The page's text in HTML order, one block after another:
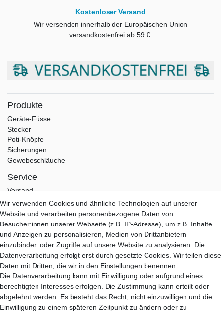
Kostenloser Versand
Wir versenden innerhalb der Europäischen Union
versandkostenfrei ab59 €.
Produkte
Geräte-Füsse
Stecker
Poti-Knöpfe
Sicherungen
Gewebeschläuche
Service
Versand
Zahlung
Garantie
Kontakt
Hifi Lab
Über Uns
Mein Konto
Anmelden
Registrieren
B2B Partner
Wir verwenden Cookies und ähnliche Technologien auf unserer
Website und verarbeiten personenbezogene Daten von
Besucher:innen unserer Webseite (z.B. IP-Adresse), um z.B. Inhalte
und Anzeigen zu personalisieren, Medien von Drittanbietern
einzubinden oder Zugriffe auf unsere Website zu analysieren. Die
Datenverarbeitung erfolgt erst durch gesetzte Cookies. Wir teilen diese
Daten mit Dritten, die wir in den Einstellungen benennen.
Die Datenverarbeitung kann mit Einwilligung oder aufgrund eines
berechtigten Interesses erfolgen. Die Zustimmung kann erteilt oder
abgelehnt werden. Es besteht das Recht, nicht einzuwilligen und die
Einwilligung zu einem späteren Zeitpunkt zu ändern oder zu